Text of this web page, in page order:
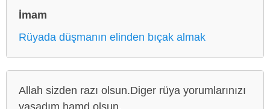
İmam
Rüyada düşmanın elinden bıçak almak
Allah sizden razı olsun.Diger rüya yorumlarınızı